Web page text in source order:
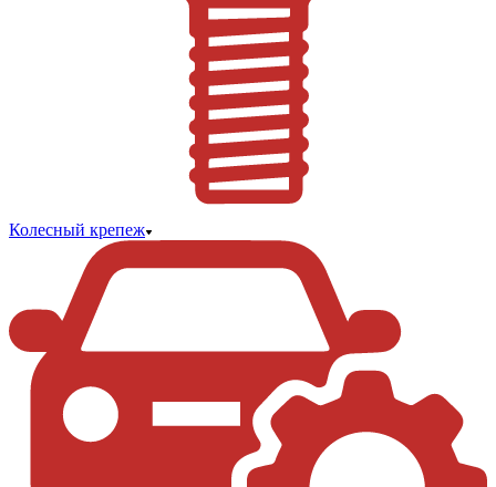
Колесный крепеж